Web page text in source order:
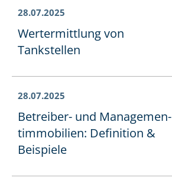
28.07.2025
Wertermittlung von
Tankstellen
28.07.2025
Betreiber- und Ma­nage­men­
tim­mo­bi­li­en: Definition &
Beispiele